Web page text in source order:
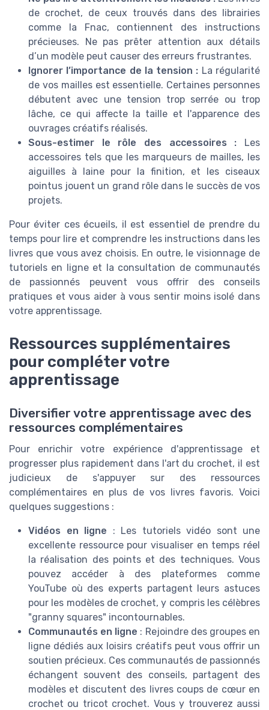
de crochet, de ceux trouvés dans des librairies
comme la Fnac, contiennent des instructions
précieuses. Ne pas prêter attention aux détails
d’un modèle peut causer des erreurs frustrantes.
Ignorer l’importance de la tension : La régularité
de vos mailles est essentielle. Certaines personnes
débutent avec une tension trop serrée ou trop
lâche, ce qui affecte la taille et l'apparence des
ouvrages créatifs réalisés.
Sous-estimer le rôle des accessoires : Les
accessoires tels que les marqueurs de mailles, les
aiguilles à laine pour la finition, et les ciseaux
pointus jouent un grand rôle dans le succès de vos
projets.
Pour éviter ces écueils, il est essentiel de prendre du
temps pour lire et comprendre les instructions dans les
livres que vous avez choisis. En outre, le visionnage de
tutoriels en ligne et la consultation de communautés
de passionnés peuvent vous offrir des conseils
pratiques et vous aider à vous sentir moins isolé dans
votre apprentissage.
Ressources supplémentaires
pour compléter votre
apprentissage
Diversifier votre apprentissage avec des
ressources complémentaires
Pour enrichir votre expérience d'apprentissage et
progresser plus rapidement dans l'art du crochet, il est
judicieux de s'appuyer sur des ressources
complémentaires en plus de vos livres favoris. Voici
quelques suggestions :
Vidéos en ligne : Les tutoriels vidéo sont une
excellente ressource pour visualiser en temps réel
la réalisation des points et des techniques. Vous
pouvez accéder à des plateformes comme
YouTube où des experts partagent leurs astuces
pour les modèles de crochet, y compris les célèbres
"granny squares" incontournables.
Communautés en ligne : Rejoindre des groupes en
ligne dédiés aux loisirs créatifs peut vous offrir un
soutien précieux. Ces communautés de passionnés
échangent souvent des conseils, partagent des
modèles et discutent des livres coups de cœur en
crochet ou tricot crochet. Vous y trouverez aussi